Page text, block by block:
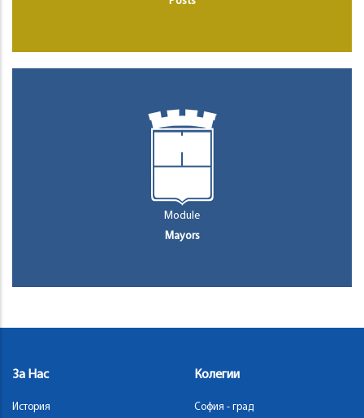
Module
Mayors
За Нас
История
Колегии
София - град